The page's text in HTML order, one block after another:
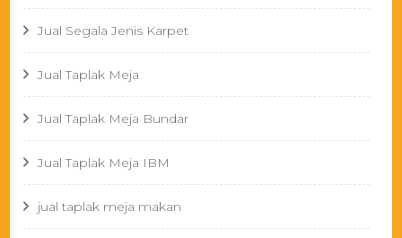
Jual Segala Jenis Karpet
Jual Taplak Meja
Jual Taplak Meja Bundar
Jual Taplak Meja IBM
jual taplak meja makan